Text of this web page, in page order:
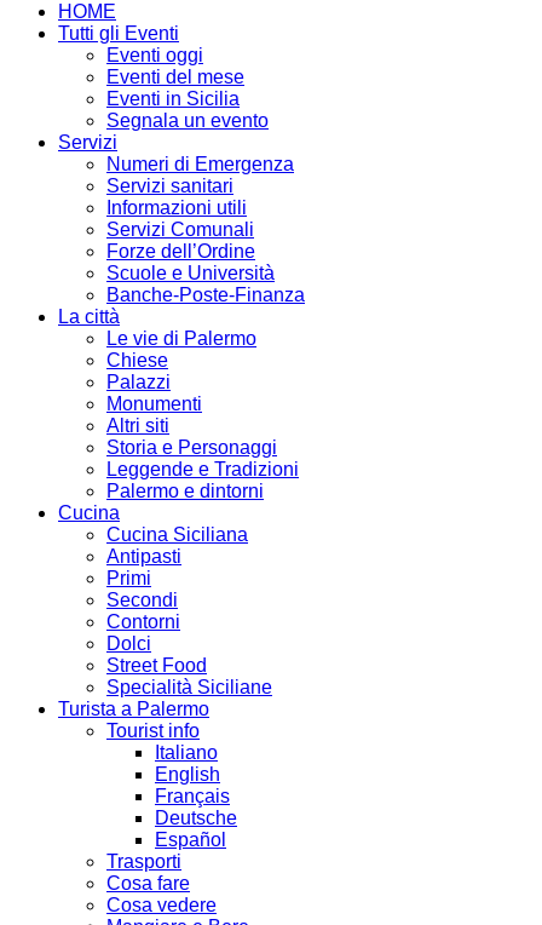
HOME
Tutti gli Eventi
Eventi oggi
Eventi del mese
Eventi in Sicilia
Segnala un evento
Servizi
Numeri di Emergenza
Servizi sanitari
Informazioni utili
Servizi Comunali
Forze dell’Ordine
Scuole e Università
Banche-Poste-Finanza
La città
Le vie di Palermo
Chiese
Palazzi
Monumenti
Altri siti
Storia e Personaggi
Leggende e Tradizioni
Palermo e dintorni
Cucina
Cucina Siciliana
Antipasti
Primi
Secondi
Contorni
Dolci
Street Food
Specialità Siciliane
Turista a Palermo
Tourist info
Italiano
English
Français
Deutsche
Español
Trasporti
Cosa fare
Cosa vedere